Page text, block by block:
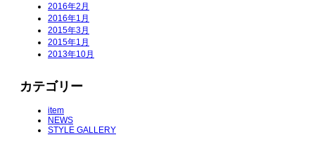
2016年2月
2016年1月
2015年3月
2015年1月
2013年10月
カテゴリー
item
NEWS
STYLE GALLERY